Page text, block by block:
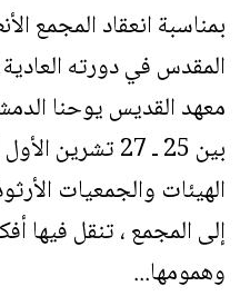
بمناسبة انعقاد المجمع
المقدس في دورته
معهد القديس يوحنا
الهيئات والجمعيات
إلى المجمع ، تنقل فيها
وهمومها...